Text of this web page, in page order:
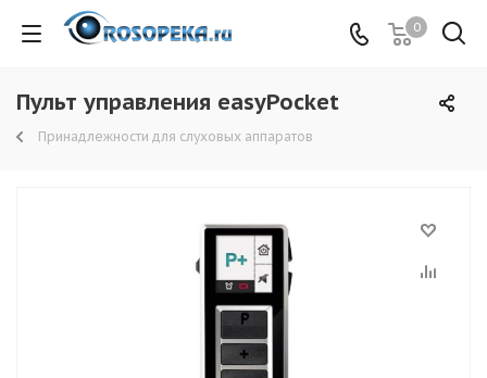
0
Пульт управления easyPocket
Принадлежности для слуховых аппаратов